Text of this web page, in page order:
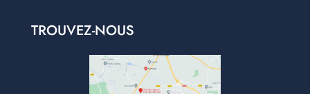
TROUVEZ-NOUS